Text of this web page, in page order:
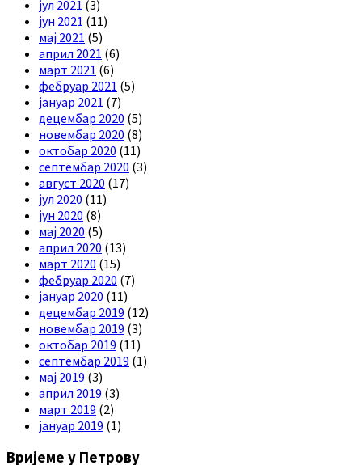
јул 2021 (3)
јун 2021 (11)
мај 2021 (5)
април 2021 (6)
март 2021 (6)
фебруар 2021 (5)
јануар 2021 (7)
децембар 2020 (5)
новембар 2020 (8)
октобар 2020 (11)
септембар 2020 (3)
август 2020 (17)
јул 2020 (11)
јун 2020 (8)
мај 2020 (5)
април 2020 (13)
март 2020 (15)
фебруар 2020 (7)
јануар 2020 (11)
децембар 2019 (12)
новембар 2019 (3)
октобар 2019 (11)
септембар 2019 (1)
мај 2019 (3)
април 2019 (3)
март 2019 (2)
јануар 2019 (1)
Вријеме у Петрову